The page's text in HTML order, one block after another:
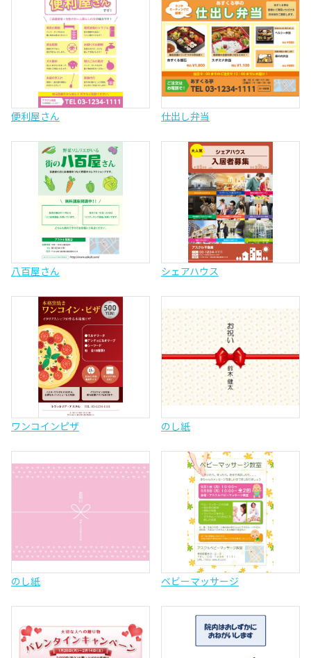
便利屋さん 仕出し弁当
八百屋さん シェアハウス
ワンコインピザ のし紙
のし紙 ベビーマッサージ